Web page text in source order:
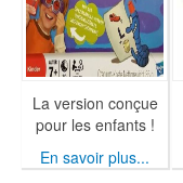
La version conçue
pour les enfants !
En savoir plus...